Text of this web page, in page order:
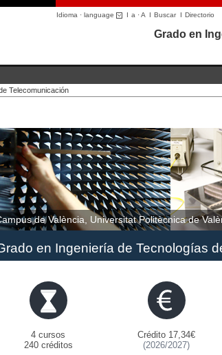
Idioma · language I a ·A I BuscarI Directorio
Grado en
Telecomunicación
de València, Universitat Politècnica de
en Ingeniería de Tecnologías
4 cursos
240 créditos
Crédito 17,34€
(2026/2027)